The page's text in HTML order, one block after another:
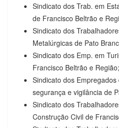
Sindicato dos Trab. em
de Francisco Beltrão e
Sindicato dos
Metalúrgicas de Pato
Sindicato dos Emp. em
Francisco Beltrão e Região;
Sindicato dos
segurança e vigilância de
Sindicato dos
Construção Civil de